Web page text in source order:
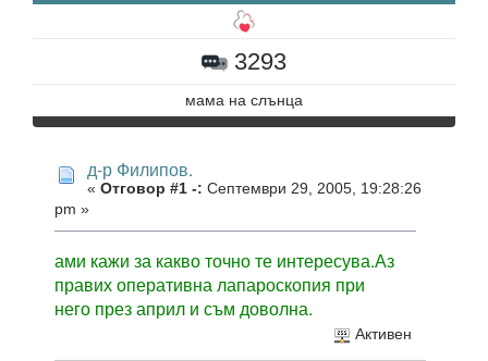
3293
мама на слънцa
д-р Филипов.
« Отговор #1 -: Септември 29, 2005, 19:28:26
pm »
ами кажи за какво точно те интересува.Аз
правих оперативна лапароскопия при
него през април и съм доволна.
Активен